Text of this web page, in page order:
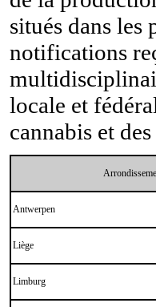
situés dans les
notifications
locale et
cannabis et
Antwerpen
Liège
Limburg